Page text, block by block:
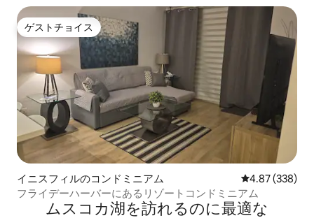
ゲストチョイス
ゲストチョイス
イニスフィルのコンドミニアム レビュー338
4.87 (338)
フライデーハーバーにあるリゾートコンドミニアム
ムスコカ湖を訪⁠れ⁠るの⁠に最⁠適⁠な